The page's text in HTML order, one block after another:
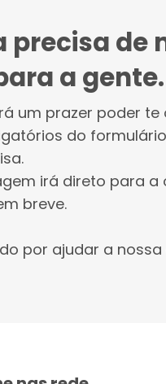
precisa de
a gente.
um prazer poder te
do
irá direto para a
breve.
por ajudar a nossa